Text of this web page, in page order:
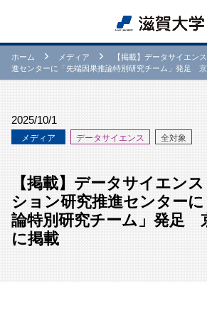
ホーム メディア
【掲載】データサイエン
進センターに「先端因果推論特別研究チーム」発足
2025/10/1
メディア データサイエンス 全対象
【掲載】データサイエン
ション研究推進センター
論特別研究チーム」発足
に掲載